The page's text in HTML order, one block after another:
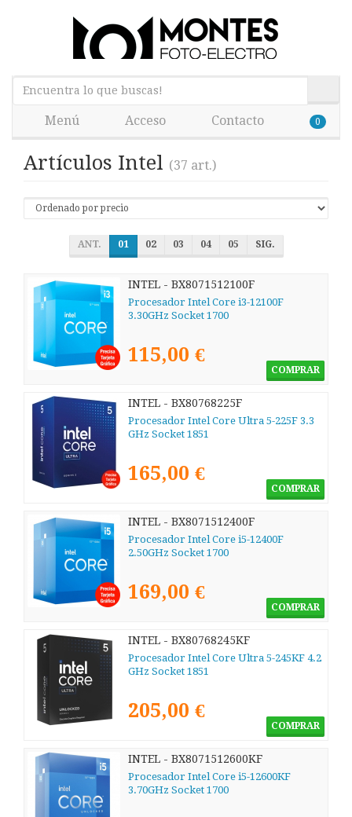
Menú Acceso Contacto 0
Artículos Intel (37 art.)
ANT. 01 02 03 04 05 SIG.
INTEL - BX8071512100F
Procesador Intel Core i3-12100F
3.30GHz Socket 1700
115,00 €
COMPRAR
INTEL - BX80768225F
Procesador Intel Core Ultra 5-225F 3.3
GHz Socket 1851
165,00 €
COMPRAR
INTEL - BX8071512400F
Procesador Intel Core i5-12400F
2.50GHz Socket 1700
169,00 €
COMPRAR
INTEL - BX80768245KF
Procesador Intel Core Ultra 5-245KF 4.2
GHz Socket 1851
205,00 €
COMPRAR
INTEL - BX8071512600KF
Procesador Intel Core i5-12600KF
3.70GHz Socket 1700